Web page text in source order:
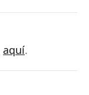
aquí.